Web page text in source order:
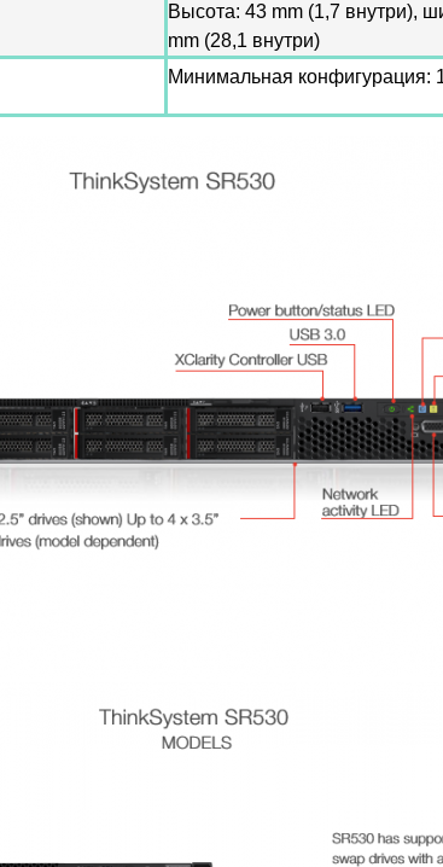
Высота: 43 mm (1,7 внутри),
mm (28,1 внутри)
Минимальная конфигурация: